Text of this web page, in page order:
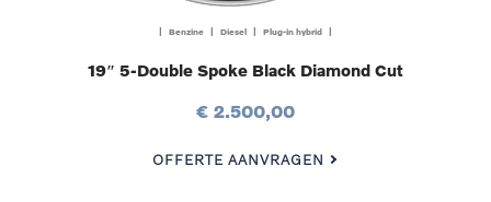
| Benzine | Diesel | Plug-in hybrid |
19″ 5-Double Spoke Black Diamond Cut
€ 2.500,00
OFFERTE AANVRAGEN